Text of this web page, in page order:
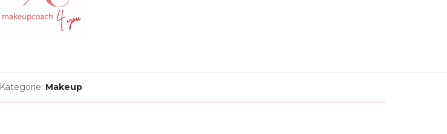
Kategorie: Makeup